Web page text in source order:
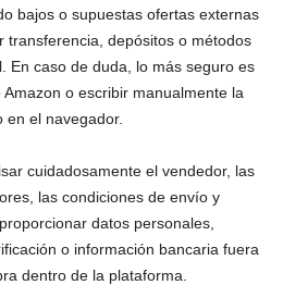
bajos o supuestas ofertas externas
transferencia, depósitos o métodos
En caso de duda, lo más seguro es
o escribir manualmente la
en el navegador.
cuidadosamente el vendedor, las
las condiciones de envío y
datos personales,
o información bancaria fuera
dentro de la plataforma.